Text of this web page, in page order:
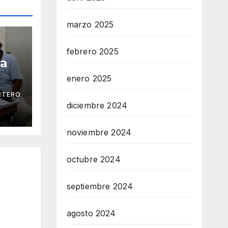
marzo 2025
febrero 2025
enero 2025
diciembre 2024
noviembre 2024
octubre 2024
septiembre 2024
agosto 2024